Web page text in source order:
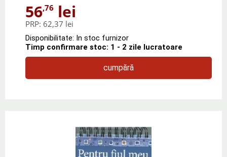
56,76 lei
PRP: 62,37 lei
Disponibilitate: In stoc furnizor
Timp confirmare stoc: 1 - 2 zile lucratoare
cumpără